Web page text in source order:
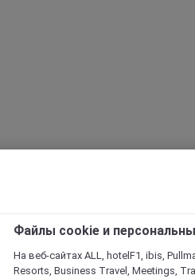
Файлы cookie и
На веб-сайтах ALL, hotelF1, ibis,
Resorts, Business Travel, Meetings,